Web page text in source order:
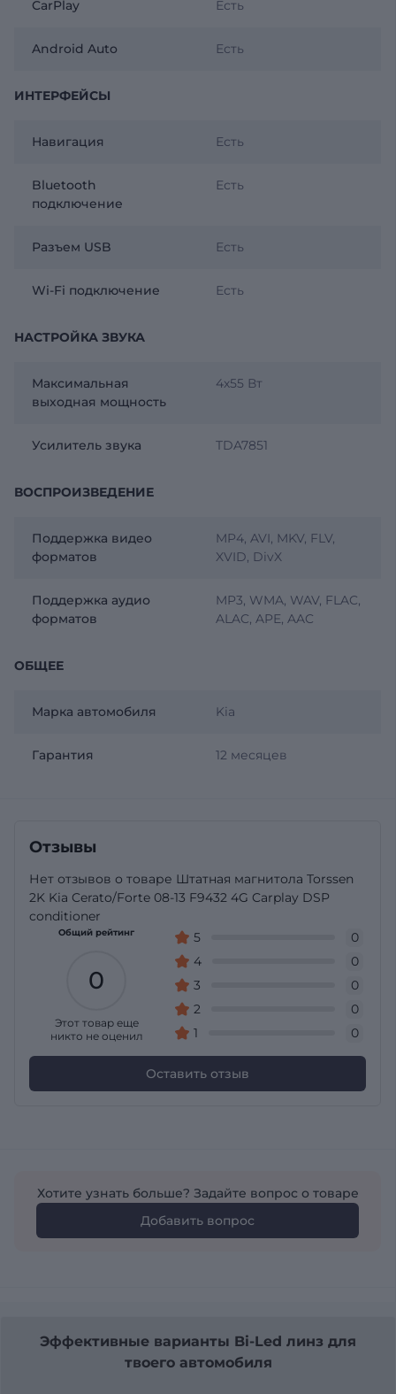
CarPlay Есть
Android Auto Есть
ИНТЕРФЕЙСЫ
Навигация Есть
Bluetooth
подключение
Есть
Разъем USB Есть
Wi-Fi подключение Есть
НАСТРОЙКА ЗВУКА
Максимальная
выходная мощность
4х55 Вт
Усилитель звука TDA7851
ВОСПРОИЗВЕДЕНИЕ
Поддержка видео
форматов
MP4, AVI, MKV, FLV,
XVID, DivX
Поддержка аудио
форматов
MP3, WMA, WAV, FLAC,
ALAC, APE, AAC
ОБЩЕЕ
Марка автомобиля Kia
Гарантия 12 месяцев
Отзывы
Нет отзывов о товаре Штатная магнитола Torssen
2K Kia Cerato/Forte 08-13 F9432 4G Carplay DSP
conditioner
Общий рейтинг
0
Этот товар еще
никто не оценил
5
0
4
0
3
0
2
0
1
0
Оставить отзыв
Хотите узнать больше? Задайте вопрос о товаре
Добавить вопрос
Эффективные варианты Bi-Led линз для
твоего автомобиля